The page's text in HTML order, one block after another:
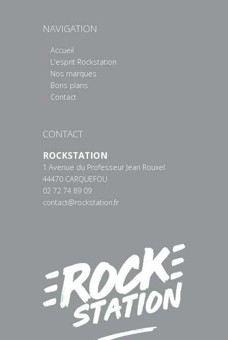
NAVIGATION
Accueil
L'esprit Rockstation
Nos marques
Bons plans
Contact
CONTACT
ROCKSTATION
1 Avenue du Professeur Jean Rouxel
44470 CARQUEFOU
02 72 74 89 09
contact@rockstation.fr